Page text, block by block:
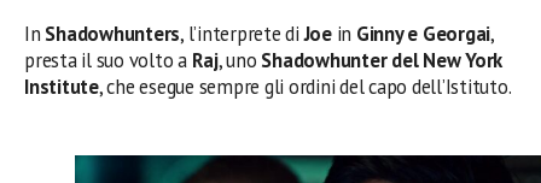
In Shadowhunters, l’interprete diJoe in Ginny e Georgai,
presta il suo volto a Raj, uno Shadowhunter del New York
Institute, che esegue sempre gli ordini del capo dell’Istituto.